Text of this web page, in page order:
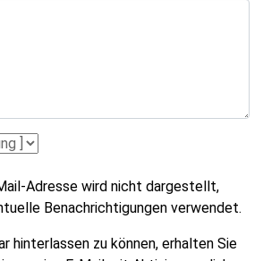
Adresse wird nicht dargestellt,
Benachrichtigungen verwendet.
hinterlassen zu können, erhalten Sie